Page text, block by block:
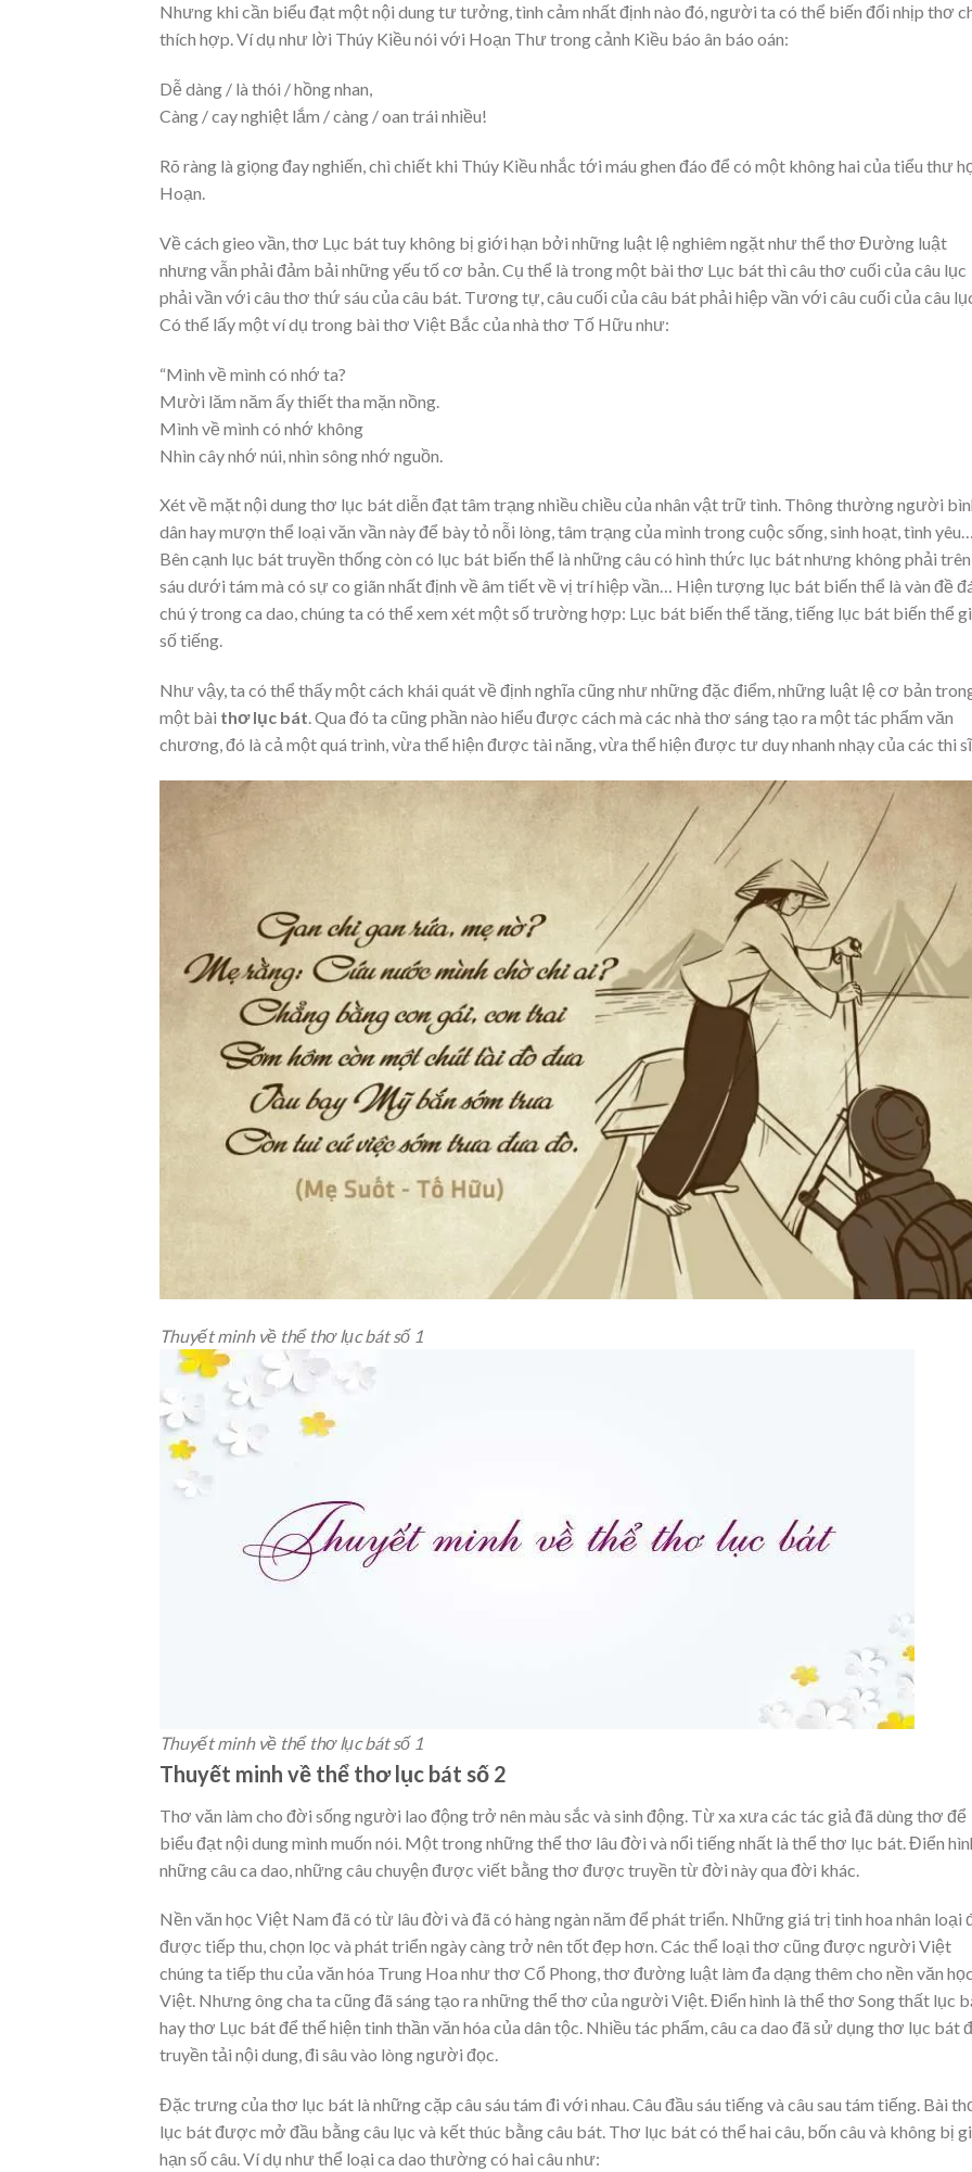
Nhưng khi cần biểu đạt một nội dung tư tưởng, tình cảm nhất định nào đó, người ta có thể biến đổi nhịp thơ
thích hợp. Ví dụ như lời Thúy Kiều nói với Hoạn Thư trong cảnh Kiều báo ân báo oán:
Dễ dàng / là thói / hồng nhan,
Càng / cay nghiệt lắm / càng / oan trái nhiều!
Rõ ràng là giọng đay nghiến, chì chiết khi Thúy Kiều nhắc tới máu ghen đáo để có một không hai của tiểu thư
Hoạn.
Về cách gieo vần, thơ Lục bát tuy không bị giới hạn bởi những luật lệ nghiêm ngặt như thể thơ Đường luật
nhưng vẫn phải đảm bải những yếu tố cơ bản. Cụ thể là trong một bài thơ Lục bát thì câu thơ cuối của câu lục
phải vần với câu thơ thứ sáu của câu bát. Tương tự, câu cuối của câu bát phải hiệp vần với câu cuối của câu
Có thể lấy một ví dụ trong bài thơ Việt Bắc của nhà thơ Tố Hữu như:
“Mình về mình có nhớ ta?
Mười lăm năm ấy thiết tha mặn nồng.
Mình về mình có nhớ không
Nhìn cây nhớ núi, nhìn sông nhớ nguồn.
Xét về mặt nội dung thơ lục bát diễn đạt tâm trạng nhiều chiều của nhân vật trữ tình. Thông thường người
dân hay mượn thể loại văn vần này để bày tỏ nỗi lòng, tâm trạng của mình trong cuộc sống, sinh hoạt, tình
Bên cạnh lục bát truyền thống còn có lục bát biến thể là những câu có hình thức lục bát nhưng không phải trên
sáu dưới tám mà có sự co giãn nhất định về âm tiết về vị trí hiệp vần… Hiện tượng lục bát biến thể là vàn đề
chú ý trong ca dao, chúng ta có thể xem xét một số trường hợp: Lục bát biến thể tăng, tiếng lục bát biến thể
số tiếng.
Như vậy, ta có thể thấy một cách khái quát về định nghĩa cũng như những đặc điểm, những luật lệ cơ bản
một bài thơ lục bát. Qua đó ta cũng phần nào hiểu được cách mà các nhà thơ sáng tạo ra một tác phẩm văn
chương, đó là cả một quá trình, vừa thể hiện được tài năng, vừa thể hiện được tư duy nhanh nhạy của các thi
Thuyết minh về thể thơ lục bát số 1
Thuyết minh về thể thơ lục bát số 1
Thuyết minh về thể thơ lục bát số 2
Thơ văn làm cho đời sống người lao động trở nên màu sắc và sinh động. Từ xa xưa các tác giả đã dùng thơ để
biểu đạt nội dung mình muốn nói. Một trong những thể thơ lâu đời và nổi tiếng nhất là thể thơ lục bát. Điển
những câu ca dao, những câu chuyện được viết bằng thơ được truyền từ đời này qua đời khác.
Nền văn học Việt Nam đã có từ lâu đời và đã có hàng ngàn năm để phát triển. Những giá trị tinh hoa nhân loại
được tiếp thu, chọn lọc và phát triển ngày càng trở nên tốt đẹp hơn. Các thể loại thơ cũng được người Việt
chúng ta tiếp thu của văn hóa Trung Hoa như thơ Cổ Phong, thơ đường luật làm đa dạng thêm cho nền văn
Việt. Nhưng ông cha ta cũng đã sáng tạo ra những thể thơ của người Việt. Điển hình là thể thơ Song thất lục
hay thơ Lục bát để thể hiện tinh thần văn hóa của dân tộc. Nhiều tác phẩm, câu ca dao đã sử dụng thơ lục bát
truyền tải nội dung, đi sâu vào lòng người đọc.
Đặc trưng của thơ lục bát là những cặp câu sáu tám đi với nhau. Câu đầu sáu tiếng và câu sau tám tiếng. Bài
lục bát được mở đầu bằng câu lục và kết thúc bằng câu bát. Thơ lục bát có thể hai câu, bốn câu và không bị
hạn số câu. Ví dụ như thể loại ca dao thường có hai câu như: